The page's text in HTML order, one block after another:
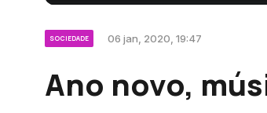
SOCIEDADE 06 jan, 2020, 19:47
Ano novo,